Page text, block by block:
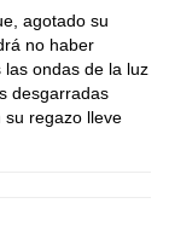
agotado su
no haber
ondas de la luz
desgarradas
su regazo lleve